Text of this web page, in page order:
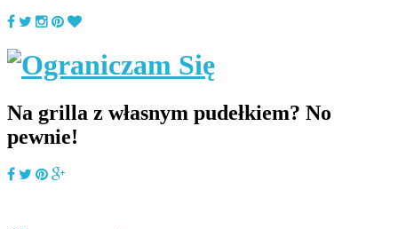
Na grilla z własnym pudełkiem? No
pewnie!